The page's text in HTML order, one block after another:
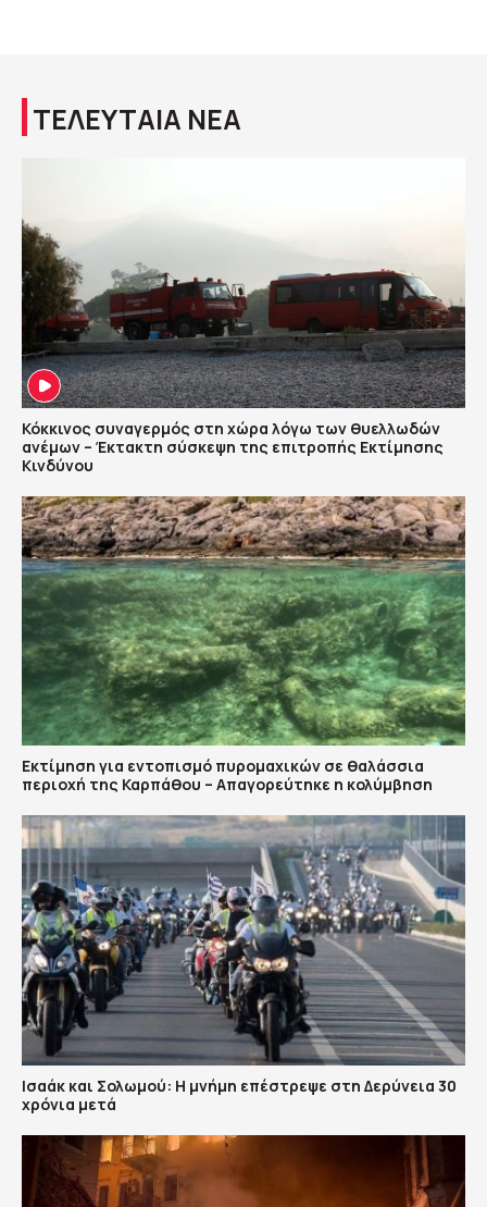
ΤΕΛΕΥΤΑΙΑ ΝΕΑ
Κόκκινος συναγερμός στη χώρα λόγω των θυελλωδών
ανέμων – Έκτακτη σύσκεψη της επιτροπής Εκτίμησης
Κινδύνου
Εκτίμηση για εντοπισμό πυρομαχικών σε θαλάσσια
περιοχή της Καρπάθου – Απαγορεύτηκε η κολύμβηση
Ισαάκ και Σολωμού: Η μνήμη επέστρεψε στη Δερύνεια 30
χρόνια μετά